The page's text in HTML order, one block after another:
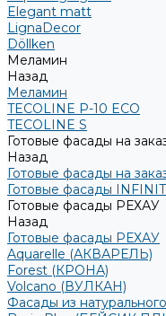
Elegant matt
LignaDecor
Döllken
Меламин
Назад
Меламин
TECOLINE P-10 ECO
TECOLINE S
Готовые фасады на
Назад
Готовые фасады на
Готовые фасады
Готовые фасады РЕХАУ
Назад
Готовые фасады РЕХАУ
Aquarelle (АКВАРЕЛЬ)
Forest (КРОНА)
Volcano (ВУЛКАН)
Фасады из